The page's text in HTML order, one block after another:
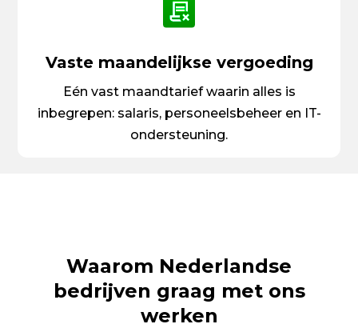
Vaste maandelijkse vergoeding
Eén vast maandtarief waarin alles is
inbegrepen: salaris, personeelsbeheer en IT-
ondersteuning.
Waarom Nederlandse
bedrijven graag met ons
werken